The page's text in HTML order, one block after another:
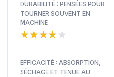
DURABILITÉ : PENSÉES POUR
TOURNER SOUVENT EN
MACHINE
★★★★★
★★★★★
EFFICACITÉ : ABSORPTION,
SÉCHAGE ET TENUE AU